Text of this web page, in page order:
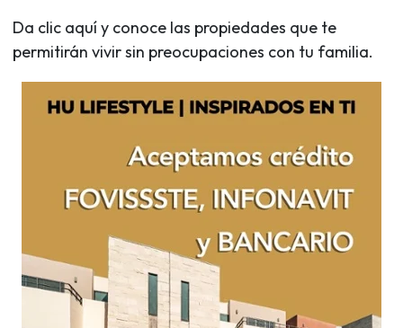
Da clic aquí y conoce las propiedades que te
permitirán vivir sin preocupaciones con tu familia.